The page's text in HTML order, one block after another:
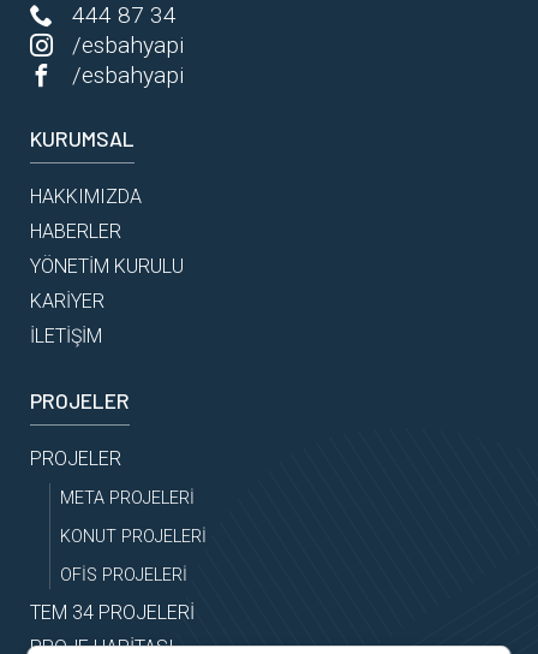
444 87 34
/esbahyapi
/esbahyapi
KURUMSAL
HAKKIMIZDA
HABERLER
YÖNETİM KURULU
KARİYER
İLETİŞİM
PROJELER
PROJELER
META PROJELERİ
KONUT PROJELERİ
OFİS PROJELERİ
TEM 34 PROJELERİ
PROJE HARİTASI